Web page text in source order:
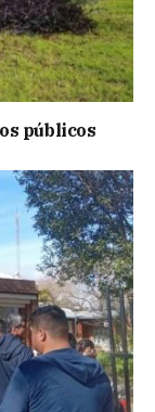
públicos